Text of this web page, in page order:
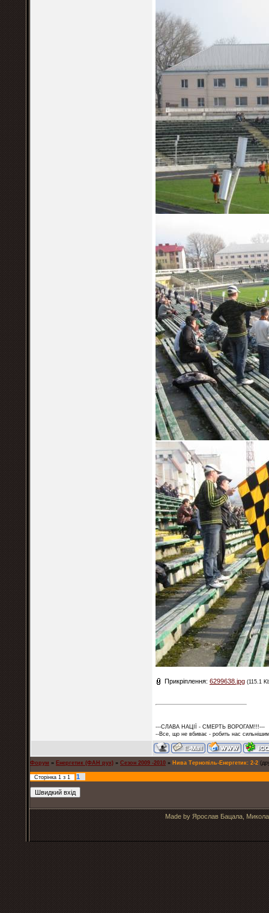
Прикріплення: 6299638.jpg (115.1
---СЛАВА НАЦІЇ - СМЕРТЬ ВОРОГАМ!!!---
--Все, що не вбиває - робить нас
Форум » Енергетик (ФАН рух) » Сезон 2009 -2010 » Нива Тернопіль-Енергетик: 2-2
Сторінка 1 з 1 1
Made by Ярослав Бацала,